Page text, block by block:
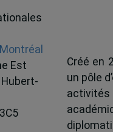
Est
Créé en
un pôle